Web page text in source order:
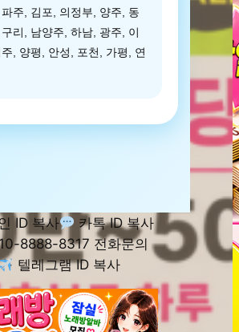
주, 김포, 의정부, 양주, 동
리, 남양주, 하남, 광주, 이
, 양평, 안성, 포천, 가평, 연
ID 복사
카톡 ID 복사
8888-8317 전화문의
텔레그램 ID 복사